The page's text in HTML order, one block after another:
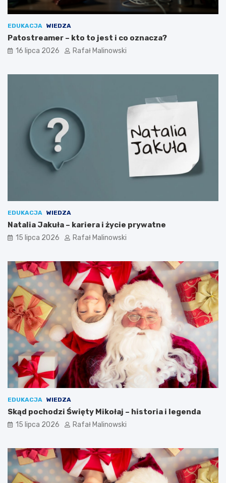
EDUKACJA WIEDZA
Patostreamer – kto to jest i co oznacza?
16 lipca 2026 Rafał Malinowski
EDUKACJA WIEDZA
Natalia Jakuła – kariera i życie prywatne
15 lipca 2026 Rafał Malinowski
EDUKACJA WIEDZA
Skąd pochodzi Święty Mikołaj – historia i legenda
15 lipca 2026 Rafał Malinowski